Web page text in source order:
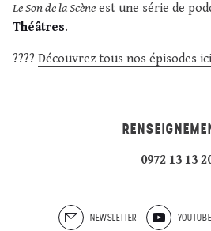
Le Son de la Scène est une série de
Théâtres.
???? Découvrez tous nos épisodes ici
0972 13 13
NEWSLETTER YOUTUBE